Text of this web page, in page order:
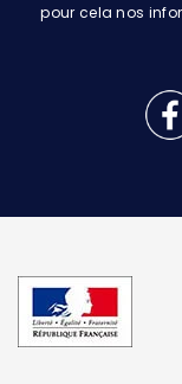
pour cela nos